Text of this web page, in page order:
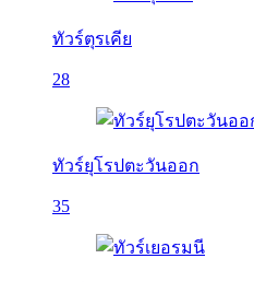
ทัวร์ตุรเคีย
28
ทัวร์ยุโรปตะวันออก
35